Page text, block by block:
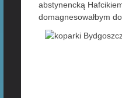
abstynencką
domagnesowałbym